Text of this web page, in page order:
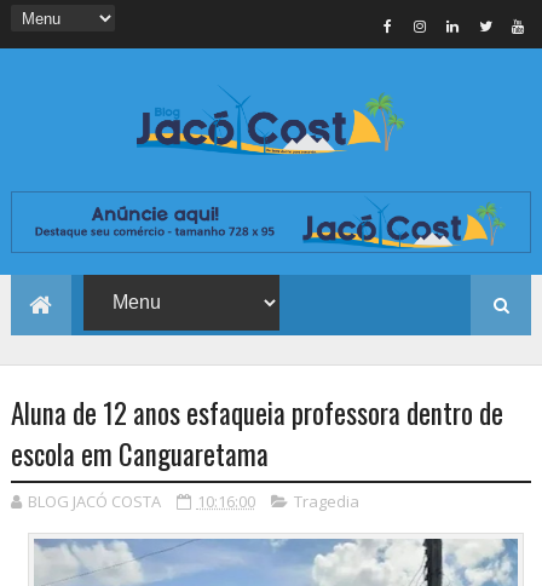
Aluna de 12 anos esfaqueia professora dentro de
escola em Canguaretama
BLOG JACÓ COSTA 10:16:00 Tragedia